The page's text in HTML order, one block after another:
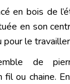
en bois de
en son
pour le
de
fil ou chaine.